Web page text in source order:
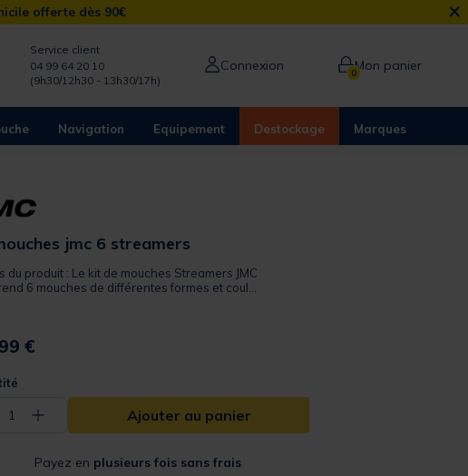
offerte dès 90€ ×
Service client
04 99 64 20 10
(9h30/12h30 - 13h30/17h)
Connexion 0Mon panier
Navigation Equipement Destockage Marques
jmc 6 streamers
du produit : Le kit de mouches Streamers JMC
6 mouches de différentes formes et coul...
99 €
1 + Ajouter au panier
Payez en plusieurs fois sans frais